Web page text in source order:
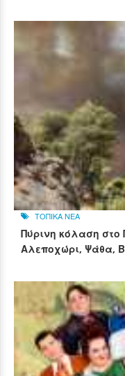
ΤΟΠΙΚΑ ΝΕΑ
Πύρινη κόλαση στο
Αλεποχώρι, Ψάθα,